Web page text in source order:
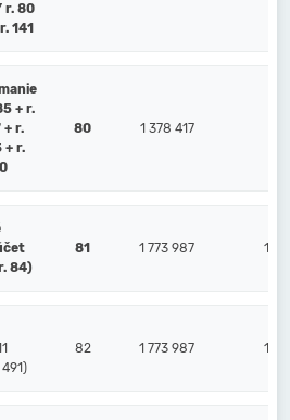
r. 80
141
+ r.
+ r.
+ r.
80 1 378 417
84)
81 1 773 987 1
82 1 773 987 1